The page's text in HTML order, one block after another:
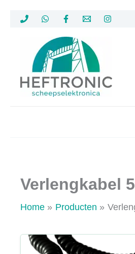
Ga
inhoud
Verlengkabel
Home Producten